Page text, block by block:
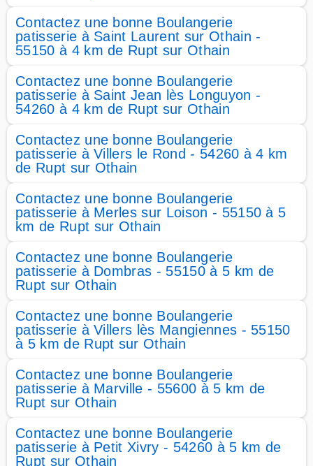
Contactez une bonne Boulangerie
patisserie à Saint Laurent sur Othain -
55150 à 4 km de Rupt sur Othain
Contactez une bonne Boulangerie
patisserie à Saint Jean lès Longuyon -
54260 à 4 km de Rupt sur Othain
Contactez une bonne Boulangerie
patisserie à Villers le Rond - 54260 à 4 km
de Rupt sur Othain
Contactez une bonne Boulangerie
patisserie à Merles sur Loison - 55150 à 5
km de Rupt sur Othain
Contactez une bonne Boulangerie
patisserie à Dombras - 55150 à 5 km de
Rupt sur Othain
Contactez une bonne Boulangerie
patisserie à Villers lès Mangiennes - 55150
à 5 km de Rupt sur Othain
Contactez une bonne Boulangerie
patisserie à Marville - 55600 à 5 km de
Rupt sur Othain
Contactez une bonne Boulangerie
patisserie à Petit Xivry - 54260 à 5 km de
Rupt sur Othain